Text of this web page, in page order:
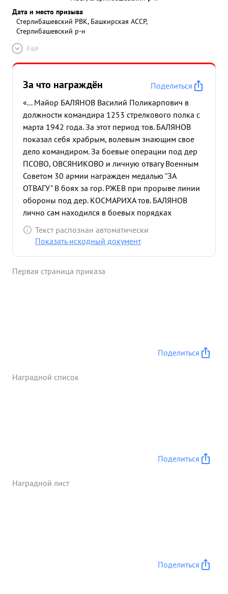
Дата и место призыва
Стерлибашевский РВК, Башкирская АССР,
Стерлибашевский р-н
Ещё
За что награждён
Поделиться
«... Майор БАЛЯНОВ Василий Поликарпович в
должности командира 1253 стрелкового полка с
марта 1942 года. За этот период тов. БАЛЯНОВ
показал себя храбрым, волевым знающим свое
дело командиром. За боевые операции под дер
ПСОВО, ОВСЯНИКОВО и личную отвагу Военным
Советом 30 армии награжден медалью "ЗА
ОТВАГУ" В боях за гор. РЖЕВ при прорыве линии
обороны под дер. КОСМАРИХА тов. БАЛЯНОВ
лично сам находился в боевых порядках
наступающих, чем обеспечил выполнение
боевого приказа командования в прорыве
РЖЕВ второй раз тяжело ранен, сейчас находится
Текст распознан автоматически
Показать исходный документ
Первая страница приказа
Поделиться
Наградной список
Поделиться
Наградной лист
Поделиться